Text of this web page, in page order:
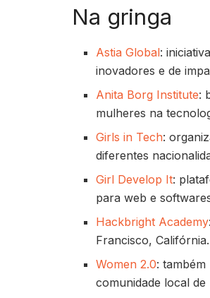
Na gringa
Astia Global:
inovadores e de
Anita Borg Institute:
mulheres na
Girls in Tech:
diferentes
Girl Develop It:
para web e
Hackbright Academy
Francisco, Califórnia.
Women 2.0:
comunidade local